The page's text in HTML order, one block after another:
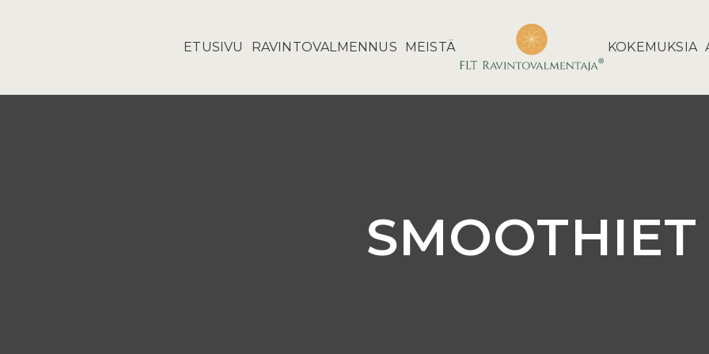
ETUSIVU RAVINTOVALMENNUS MEISTÄ KOKEMUKSIA
SMOOTHIET